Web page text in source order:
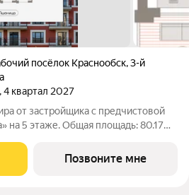
посёлок Краснообск,3-й
, 4 квартал 2027
от застройщика с предчистовой
на 5 этаже. Общая площадь: 80.17
идеально подойдет любителям
Позвоните мне